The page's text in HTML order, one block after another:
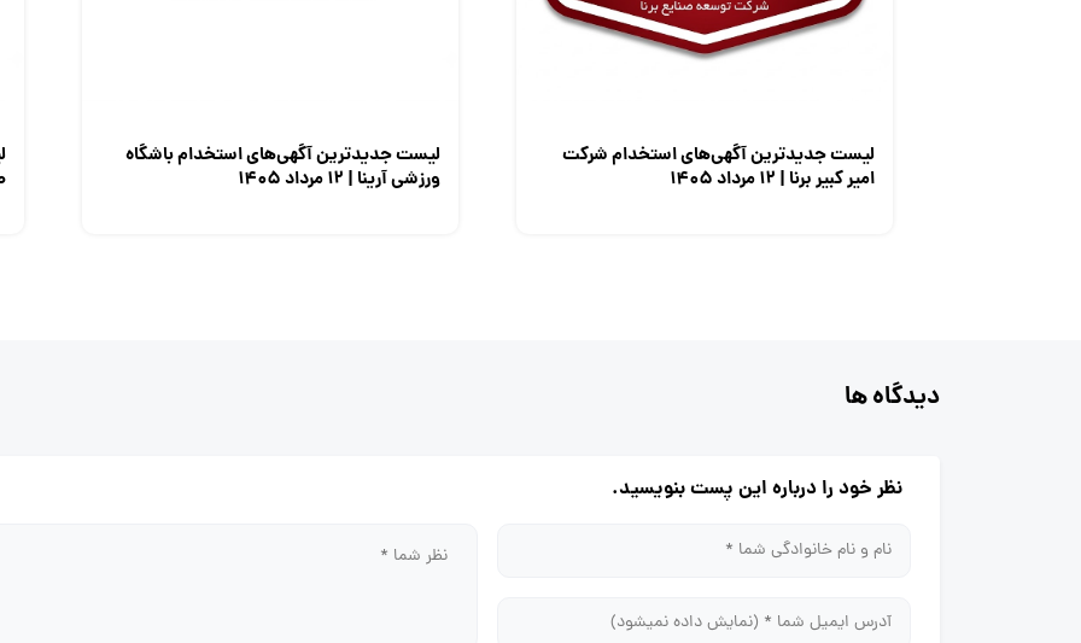
لیست جدیدترین آگهی‌های استخدام شرکت
امیر کبیر برنا | ۱۲ مرداد ۱۴۰۵
لیست جدیدترین آگهی‌های استخدام باشگاه
ورزشی آرینا | ۱۲ مرداد ۱۴۰۵
دیدگاه ها
نظر خود را درباره این پست بنویسید.